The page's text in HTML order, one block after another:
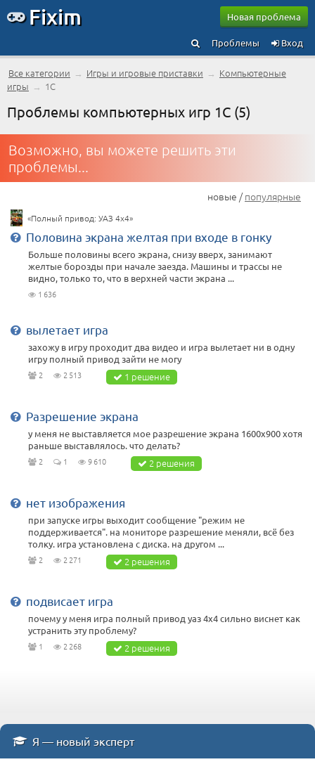
Fixim Новая проблема
Вход
Проблемы
Все категории → Игры и игровые приставки → Компьютерные
игры → 1С
Проблемы компьютерных игр 1С (5)
Возможно, вы можете решить эти
проблемы...
новые /популярные
«Полный привод: УАЗ 4x4»
Половина экрана желтая при входе в гонку
Больше половины всего экрана, снизу вверх, занимают
желтые борозды при начале заезда. Машины и трассы не
видно, только то, что в верхней части экрана ...
1 636
вылетает игра
захожу в игру проходит два видео и игра вылетает ни в одну
игру полный привод зайти не могу
2 2 513 1 решение
Разрешение экрана
у меня не выставляется мое разрешение экрана 1600х900 хотя
раньше выставлялось. что делать?
2 1 9 610 2 решения
нет изображения
при запуске игры выходит сообщение "режим не
поддерживается". на мониторе разрешение меняли, всё без
толку. игра установлена с диска. на другом ...
2 2 271 2 решения
подвисает игра
почему у меня игра полный привод уаз 4x4 сильно виснет как
устранить эту проблему?
1 2 268 2 решения
Я — новый эксперт